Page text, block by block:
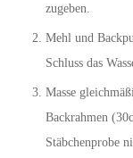
zugeben.
Mehl und
Schluss das
Masse
Backrahmen
Stäbchenprobe